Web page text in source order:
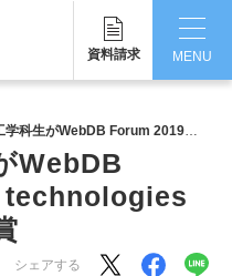
資料請求
MENU
Forum 2019でGA technologies賞（企業賞）を受賞
WebDB
technologies
シェアする